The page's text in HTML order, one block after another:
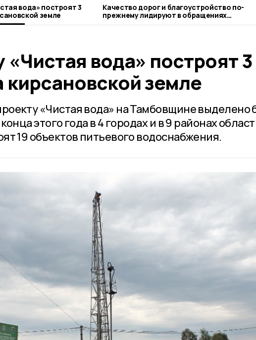
вода» построят 3
земле
Качество дорог и благоустройство по-
прежнему лидируют в обращениях
тамбовчан в органы власти
«Чистая вода» построят 3
кирсановской земле
«Чистая вода» на Тамбовщине выделено
этого года в 4 городах и в 9 районах
19 объектов питьевого водоснабжения.